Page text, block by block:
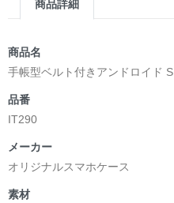
商品詳細
商品名
手帳型ベルト付きアンドロイド S
品番
IT290
メーカー
オリジナルスマホケース
素材